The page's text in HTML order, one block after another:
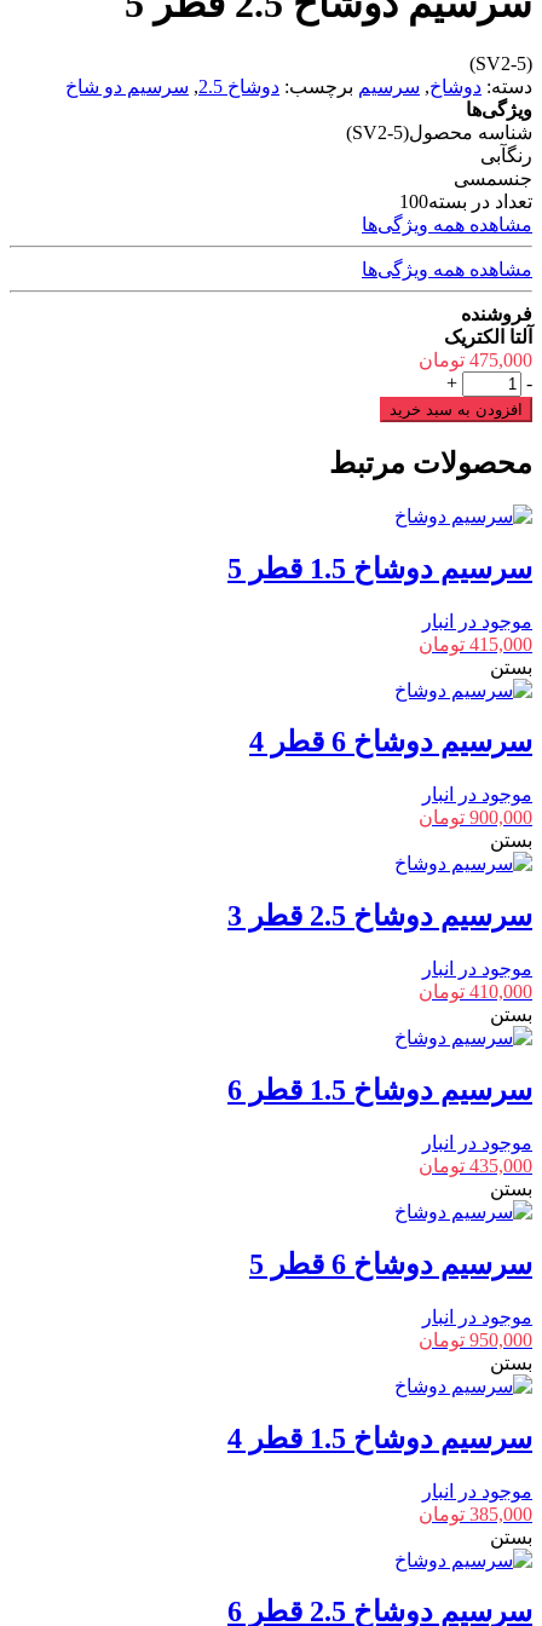
(SV2-5)
دسته: دوشاخ, سرسیم برچسب: دوشاخ 2.5 , سرسیم دو شاخ
ویژگی‌ها
شناسه محصول(SV2-5)
رنگآبی
جنسمسی
تعداد در بسته100
مشاهده همه ویژگی‌ها
مشاهده همه ویژگی‌ها
فروشنده
آلتا الکتریک
475,000 تومان
سرسیم
دوشاخ
2.5
5
-
+
افزودن به سبد خرید
محصولات مرتبط
سرسیم دوشاخ 1.5 قطر 5
موجود در انبار
415,000 تومان
بستن
سرسیم دوشاخ 6 قطر 4
موجود در انبار
900,000 تومان
بستن
سرسیم دوشاخ 2.5 قطر 3
موجود در انبار
410,000 تومان
بستن
سرسیم دوشاخ 1.5 قطر 6
موجود در انبار
435,000 تومان
بستن
سرسیم دوشاخ 6 قطر 5
موجود در انبار
950,000 تومان
بستن
سرسیم دوشاخ 1.5 قطر 4
موجود در انبار
385,000 تومان
بستن
سرسیم دوشاخ 2.5 قطر 6